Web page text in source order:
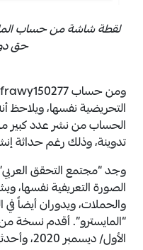
لقطة شاشة من حساب
حق
التحريضية نفسها، ويلاحظ
تدوينة، وذلك رغم حداثة
وجد “مجتمع التحقق
الصورة التعريفية نفسها،
والحملات، ويدوران أيضاً في
“المايسترو”. أقدم نسخة
الأول/ ديسمبر 2020، وأحدثها في أيلول/ سبتمبر 2023.